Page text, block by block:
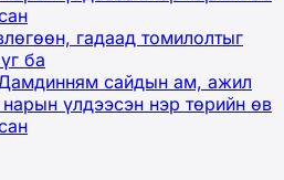
гадаад томилолтыг
ба
сайдын ам, ажил
үлдээсэн нэр төрийн өв